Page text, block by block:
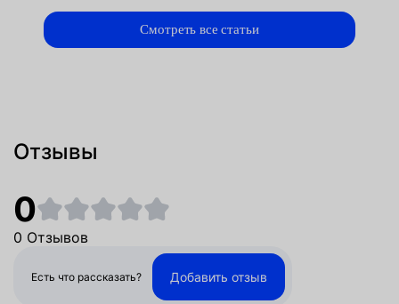
Смотреть все статьи
Отзывы
0
0 Отзывов
Есть что рассказать? Добавить отзыв